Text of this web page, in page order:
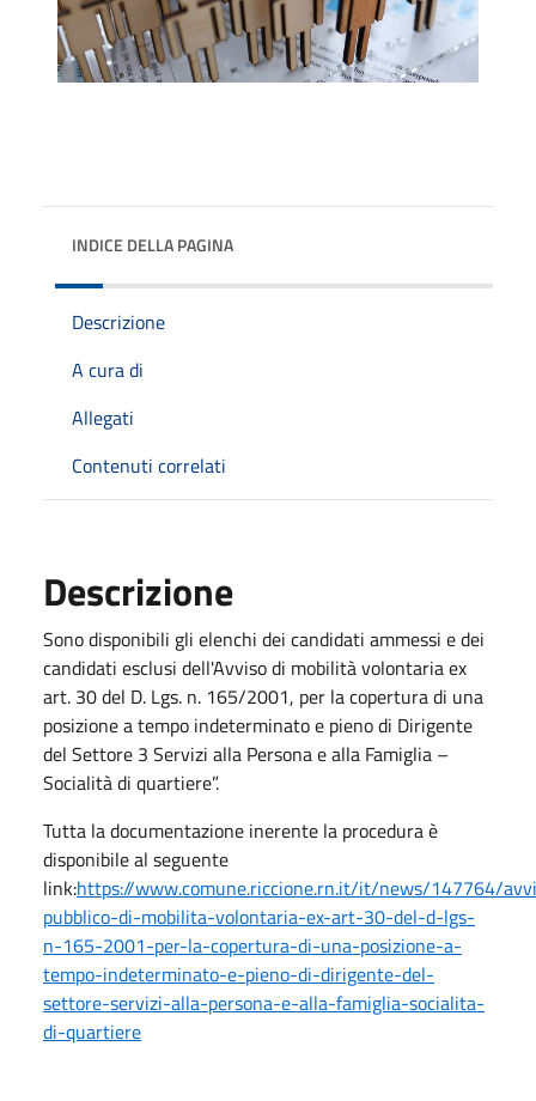
INDICE DELLA PAGINA
Descrizione
A cura di
Allegati
Contenuti correlati
Descrizione
Sono disponibili gli elenchi dei candidati ammessi e dei
candidati esclusi dell'Avviso di mobilità volontaria ex
art. 30 del D. Lgs. n. 165/2001, per la copertura di una
posizione a tempo indeterminato e pieno di Dirigente
del Settore 3 Servizi alla Persona e alla Famiglia –
Socialità di quartiere”.
Tutta la documentazione inerente la procedura è
disponibile al seguente
link:https://www.comune.riccione.rn.it/it/news/147764/
pubblico-di-mobilita-volontaria-ex-art-30-del-d-lgs-
n-165-2001-per-la-copertura-di-una-posizione-a-
tempo-indeterminato-e-pieno-di-dirigente-del-
settore-servizi-alla-persona-e-alla-famiglia-socialita-
di-quartiere